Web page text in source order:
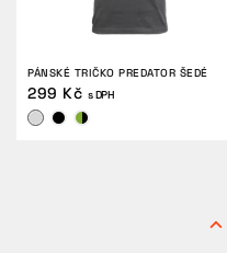
PÁNSKÉ TRIČKO PREDATOR ŠEDÉ
299 Kč s DPH